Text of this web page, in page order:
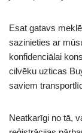
Esat gatavs
sazinieties ar
konfidenciālai
cilvēku uzticas
saviem
Neatkarīgi no tā,